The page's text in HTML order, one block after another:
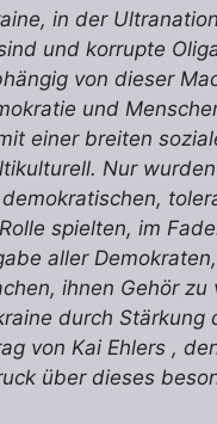
in der
und korrupte
von dieser
und
einer breiten
Nur
spielten, im
aller
ihnen Gehör
durch
von Kai Ehlers ,
über dieses